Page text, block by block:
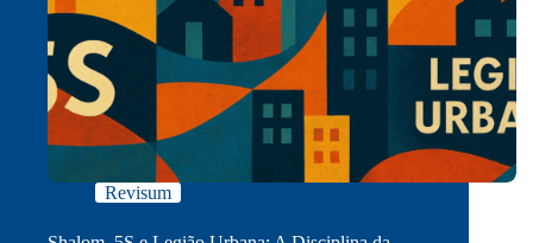
Revisum